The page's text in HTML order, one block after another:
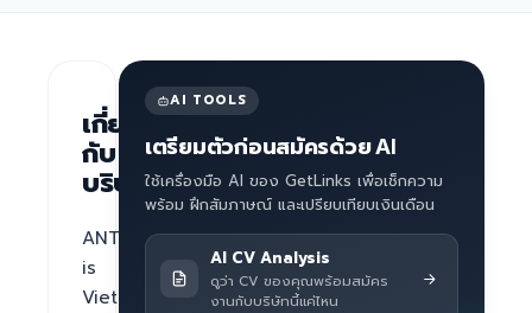
เกี่ยว
กับ
บริษัท
ANTS
is
Vietnam‘s
AI TOOLS
เตรียมตัวก่อนสมัครด้วย AI
ใช้เครื่องมือ AI ของ GetLinks เพื่อเช็กความ
พร้อม ฝึกสัมภาษณ์ และเปรียบเทียบเงินเดือน
AI CV Analysis
ดูว่า CV ของคุณพร้อมสมัคร
งานกับบริษัทนี้แค่ไหน